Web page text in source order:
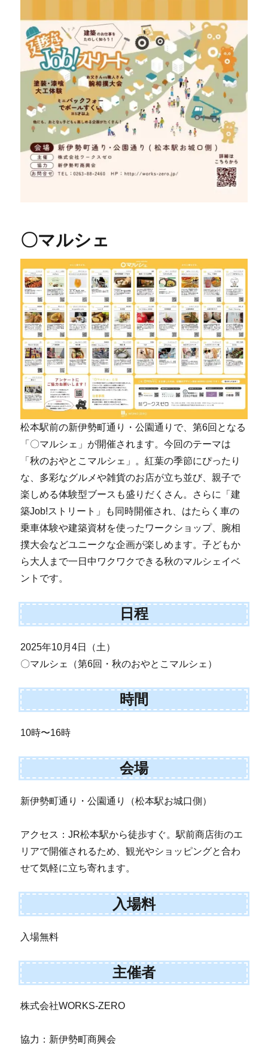
〇マルシェ
松本駅前の新伊勢町通り・公園通りで、第6回となる
「〇マルシェ」が開催されます。今回のテーマは
「秋のおやとこマルシェ」。紅葉の季節にぴったり
な、多彩なグルメや雑貨のお店が立ち並び、親子で
楽しめる体験型ブースも盛りだくさん。さらに「建
築Job!ストリート」も同時開催され、はたらく車の
乗車体験や建築資材を使ったワークショップ、腕相
撲大会などユニークな企画が楽しめます。子どもか
ら大人まで一日中ワクワクできる秋のマルシェイベ
ントです。
日程
2025年10月4日（土）
〇マルシェ（第6回・秋のおやとこマルシェ）
時間
10時〜16時
会場
新伊勢町通り・公園通り（松本駅お城口側）
アクセス：JR松本駅から徒歩すぐ。駅前商店街のエ
リアで開催されるため、観光やショッピングと合わ
せて気軽に立ち寄れます。
入場料
入場無料
主催者
株式会社WORKS-ZERO
協力：新伊勢町商興会